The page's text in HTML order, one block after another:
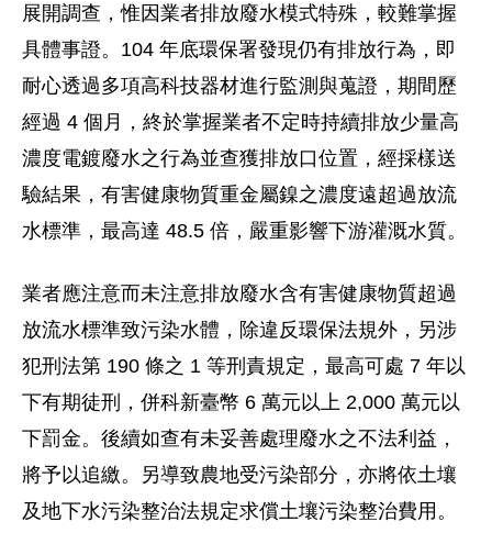
展開調查，惟因業者排放廢水模式特殊，較難掌握
具體事證。104 年底環保署發現仍有排放行為，即
耐心透過多項高科技器材進行監測與蒐證，期間歷
經過 4 個月，終於掌握業者不定時持續排放少量高
濃度電鍍廢水之行為並查獲排放口位置，經採樣送
驗結果，有害健康物質重金屬鎳之濃度遠超過放流
水標準，最高達 48.5 倍，嚴重影響下游灌溉水質。
業者應注意而未注意排放廢水含有害健康物質超過
放流水標準致污染水體，除違反環保法規外，另涉
犯刑法第 190 條之 1 等刑責規定，最高可處 7 年以
下有期徒刑，併科新臺幣 6 萬元以上 2,000 萬元以
下罰金。後續如查有未妥善處理廢水之不法利益，
將予以追繳。另導致農地受污染部分，亦將依土壤
及地下水污染整治法規定求償土壤污染整治費用。